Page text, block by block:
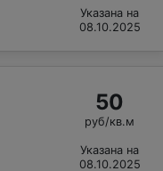
Указана на
08.10.2025
50
руб/кв.м
Указана на
08.10.2025